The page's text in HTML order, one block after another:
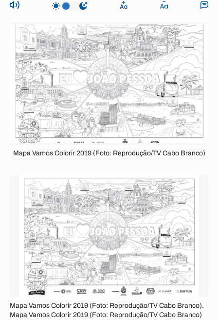
Mapa Vamos Colorir 2019 (Foto: Reprodução/TV Cabo Branco)
Mapa Vamos Colorir 2019 (Foto: Reprodução/TV Cabo Branco).
Mapa Vamos Colorir 2019 (Foto: Reprodução/TV Cabo Branco)